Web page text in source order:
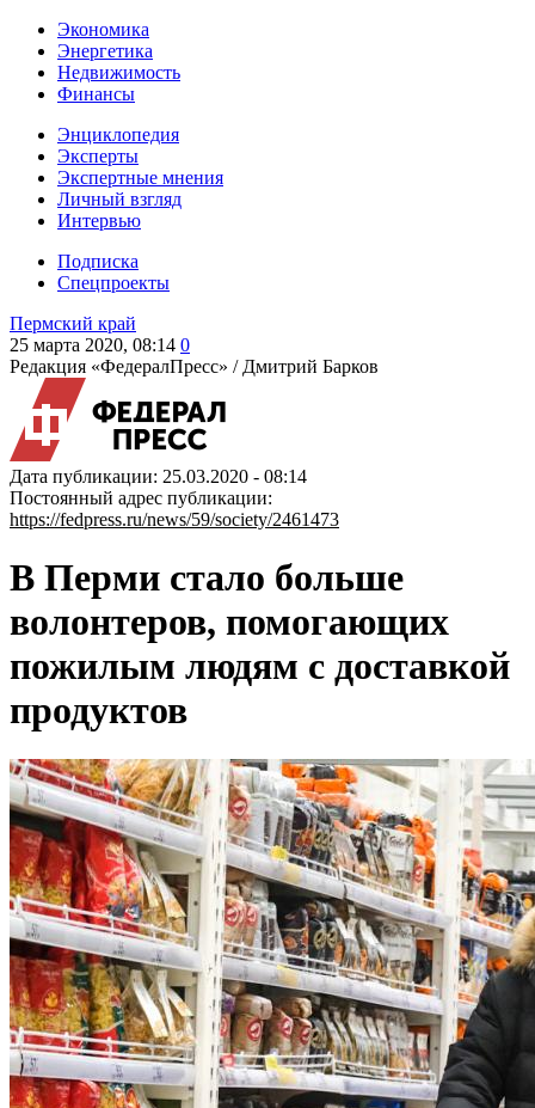
Экономика
Энергетика
Недвижимость
Финансы
Энциклопедия
Эксперты
Экспертные мнения
Личный взгляд
Интервью
Подписка
Спецпроекты
Пермский край
25 марта 2020, 08:14 0
Редакция «ФедералПресс» / Дмитрий Барков
Дата публикации: 25.03.2020 - 08:14
Постоянный адрес публикации:
https://fedpress.ru/news/59/society/2461473
В Перми стало больше
волонтеров, помогающих
пожилым людям с доставкой
продуктов